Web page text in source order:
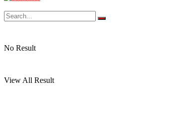
No Result
View All Result